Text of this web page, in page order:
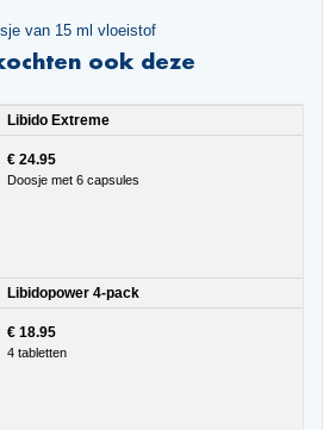
van 15 ml vloeistof
ook deze
Libido Extreme
€ 24.95
Doosje met 6 capsules
Libidopower 4-pack
€ 18.95
4 tabletten